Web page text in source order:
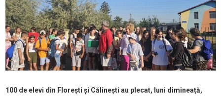
100 de elevi din Florești și Călinești au plecat, luni dimineață,